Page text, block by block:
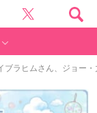
ブラヒムさん、ジョー